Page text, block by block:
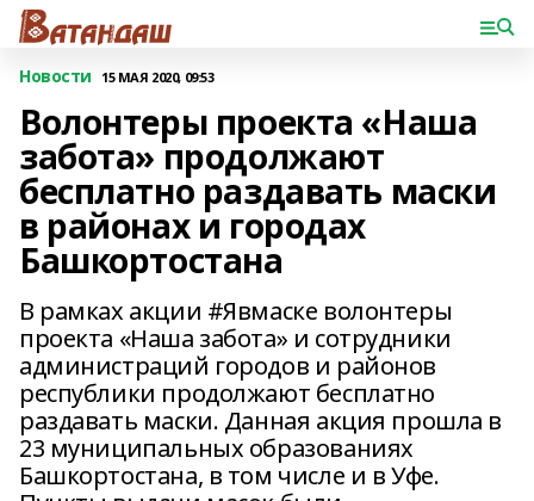
Новости 15 МАЯ 2020, 09:53
Волонтеры проекта «Наша
забота» продолжают
бесплатно раздавать маски
в районах и городах
Башкортостана
В рамках акции #Явмаске волонтеры
проекта «Наша забота» и сотрудники
администраций городов и районов
республики продолжают бесплатно
раздавать маски. Данная акция прошла в
23 муниципальных образованиях
Башкортостана, в том числе и в Уфе.